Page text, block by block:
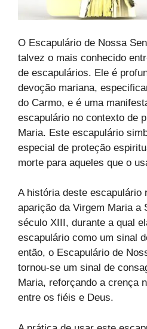
O Escapulário de Nossa
talvez o mais conhecido
de escapulários. Ele é
devoção mariana,
do Carmo, e é uma
escapulário no contexto de
Maria. Este escapulário
especial de proteção
morte para aqueles que o
A história deste escapulário
aparição da Virgem Maria a
século XIII, durante a qual
escapulário como um sinal
então, o Escapulário de
tornou-se um sinal de
Maria, reforçando a crença
entre os fiéis e Deus.